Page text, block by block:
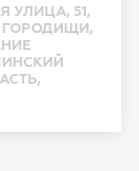
УЛИЦА, 51,
ГОРОДИЩИ,